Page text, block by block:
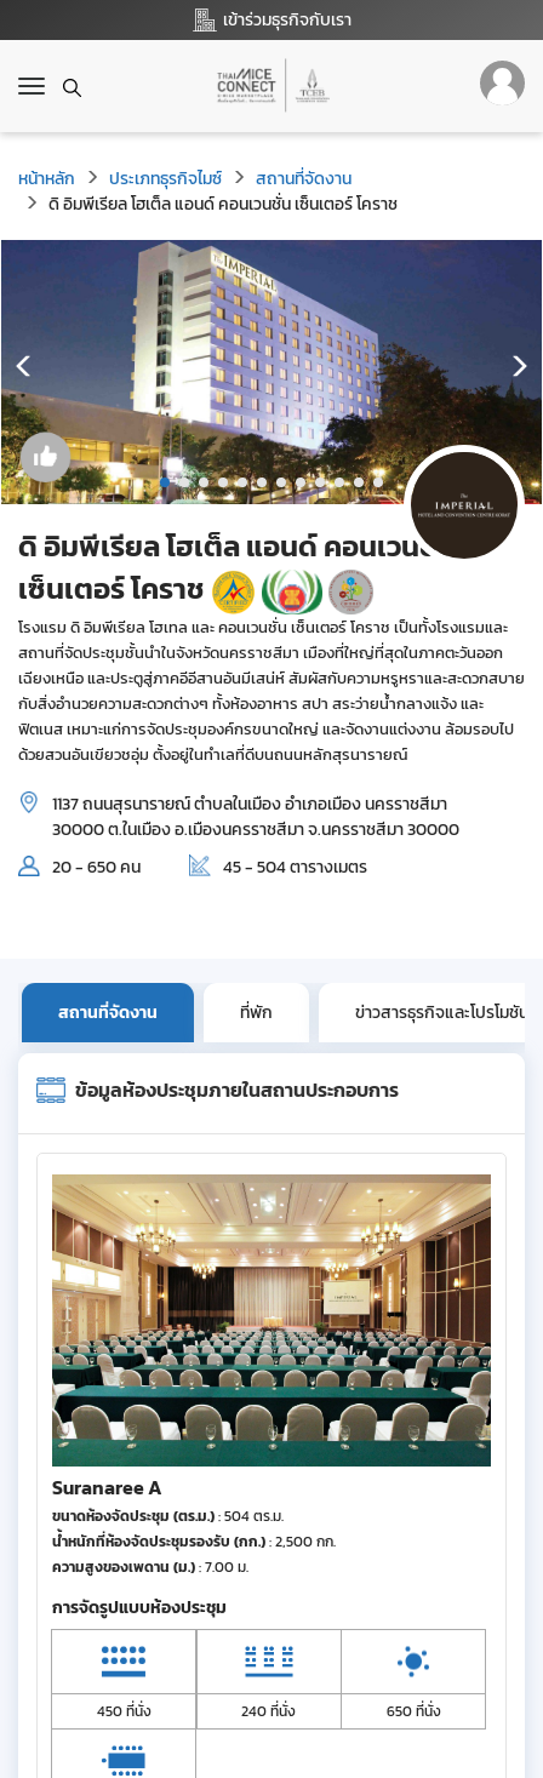
เข้าร่วมธุรกิจกับเรา
T
g
g
l
e
n
t
i
o
n
หน้าหลัก ประเภทธุรกิจไมซ์
สถานที่จัดงาน
ดิ อิมพีเรียล โฮเต็ล แอนด์ คอนเวนชั่น เซ็นเตอร์ โคราช
ดิ อิมพีเรียล โฮเต็ล แอนด์ คอนเวนชั่น
เซ็นเตอร์ โคราช
โรงแรม ดิ อิมพีเรียล โฮเทล และ คอนเวนชั่น เซ็นเตอร์ โคราช เป็นทั้งโรงแรมและ
สถานที่จัดประชุมชั้นนำในจังหวัดนครราชสีมา เมืองที่ใหญ่ที่สุดในภาคตะวันออก
เฉียงเหนือ และประตูสู่ภาคอีอีสานอันมีเสน่ห์ สัมผัสกับความหรูหราและสะดวกสบาย
กับสิ่งอำนวยความสะดวกต่างๆ ทั้งห้องอาหาร สปา สระว่ายน้ำกลางแจ้ง และ
ฟิตเนส เหมาะแก่การจัดประชุมองค์กรขนาดใหญ่ และจัดงานแต่งงาน ล้อมรอบไป
ด้วยสวนอันเขียวชอุ่ม ตั้งอยู่ในทำเลที่ดีบนถนนหลักสุรนารายณ์
1137 ถนนสุรนารายณ์ ตำบลในเมือง อำเภอเมือง นครราชสีมา
30000 ต.ในเมือง อ.เมืองนครราชสีมา จ.นครราชสีมา 30000
20 - 650 คน
45 - 504 ตารางเมตร
สถานที่จัดงาน ที่พัก ข่าวสารธุรกิจและโปรโมชัน
ข้อมูลห้องประชุมภายในสถานประกอบการ
Suranaree A
ขนาดห้องจัดประชุม (ตร.ม.): 504 ตร.ม.
น้ำหนักที่ห้องจัดประชุมรองรับ (กก.): 2,500 กก.
ความสูงของเพดาน (ม.): 7.00 ม.
การจัดรูปแบบห้องประชุม
450 ที่นั่ง 240 ที่นั่ง 650 ที่นั่ง